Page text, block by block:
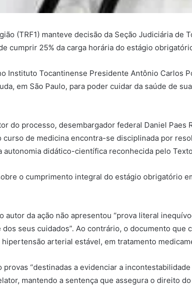
(TRF1) manteve decisão da Seção Judiciária
cumprir 25% da carga horária do estágio
Instituto Tocantinense Presidente Antônio Carlos
em São Paulo, para poder cuidar da saúde de
do processo, desembargador federal Daniel Paes
de medicina encontra-se disciplinada por
didático-científica reconhecida pelo
o cumprimento integral do estágio obrigatório
da ação não apresentou “prova literal
seus cuidados”. Ao contrário, o documento que
arterial estável, em tratamento
“destinadas a evidenciar a
mantendo a sentença que assegura o direito